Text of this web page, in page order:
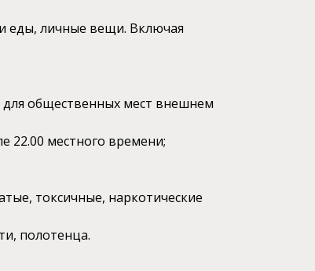
еды, личные вещи. Включая
общественных мест внешнем
22.00 местного времени;
токсичные, наркотические
полотенца.